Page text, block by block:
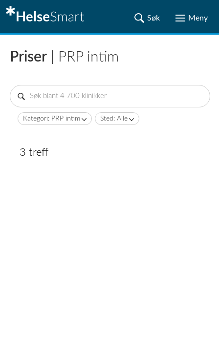
Priser | PRP intim
Kategori: PRP intim Sted: Alle
3 treff